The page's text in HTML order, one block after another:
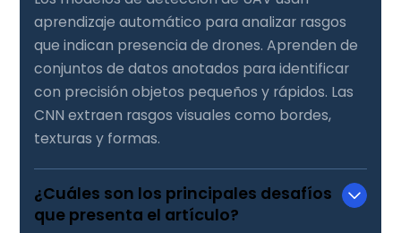
aprendizaje automático para analizar rasgos
que indican presencia de drones. Aprenden de
conjuntos de datos anotados para identificar
con precisión objetos pequeños y rápidos. Las
CNN extraen rasgos visuales como bordes,
texturas y formas.
¿Cuáles son los principales desafíos
que presenta el artículo?